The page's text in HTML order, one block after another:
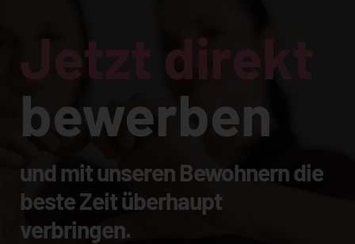
Jetzt direkt
bewerben
und mit unseren Bewohnern die
beste Zeit überhaupt
verbringen.